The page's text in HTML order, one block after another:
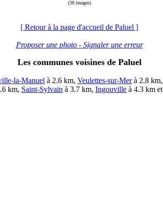
(38 images)
[ Retour à la page d'accueil de Paluel ]
Proposer une photo - Signaler une erreur
Les communes voisines de Paluel
la-Manuel à 2.6 km, Veulettes-sur-Merà 2.8 km,
km, Saint-Sylvain à 3.7 km, Ingouville à 4.3 km et